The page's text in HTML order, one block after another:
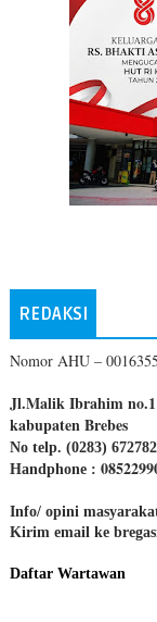
REDAKSI
Nomor AHU –
Jl.Malik Ibrahim
kabupaten Brebes
No telp. (0283) 672782
Handphone :
Info/ opini
Kirim email ke
Daftar Wartawan